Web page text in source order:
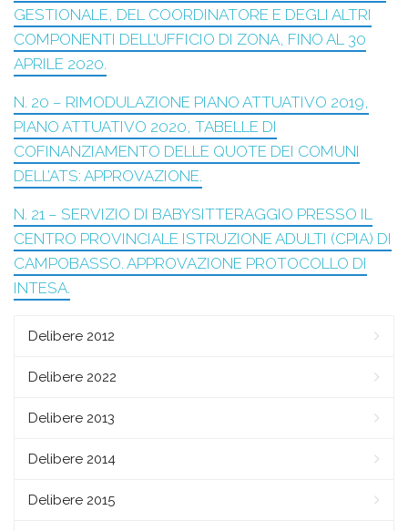
GESTIONALE, DEL COORDINATORE E DEGLI ALTRI
COMPONENTI DELL’UFFICIO DI ZONA, FINO AL 30
APRILE 2020.
N. 20 – RIMODULAZIONE PIANO ATTUATIVO 2019,
PIANO ATTUATIVO 2020, TABELLE DI
COFINANZIAMENTO DELLE QUOTE DEI COMUNI
DELL’ATS: APPROVAZIONE.
N. 21 – SERVIZIO DI BABYSITTERAGGIO PRESSO IL
CENTRO PROVINCIALE ISTRUZIONE ADULTI (CPIA) DI
CAMPOBASSO. APPROVAZIONE PROTOCOLLO DI
INTESA.
Delibere 2012
Delibere 2022
Delibere 2013
Delibere 2014
Delibere 2015